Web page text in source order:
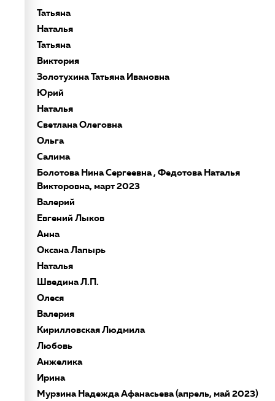
Татьяна
Наталья
Татьяна
Виктория
Золотухина Татьяна Ивановна
Юрий
Наталья
Светлана Олеговна
Ольга
Салима
Болотова Нина Сергеевна , Федотова Наталья
Викторовна, март 2023
Валерий
Евгений Лыков
Анна
Оксана Лапырь
Наталья
Шведина Л.П.
Олеся
Валерия
Кирилловская Людмила
Любовь
Анжелика
Ирина
Мурзина Надежда Афанасьева (апрель, май 2023)